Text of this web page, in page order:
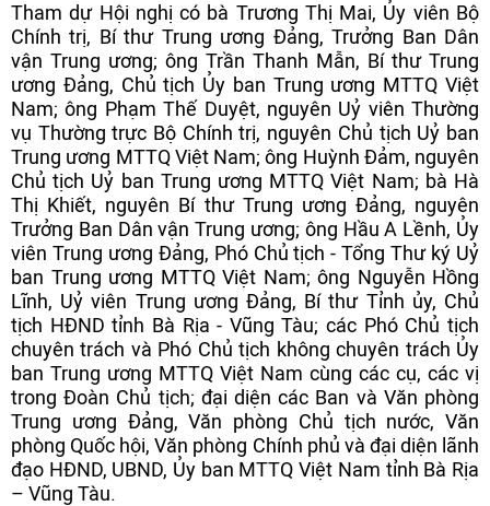
Tham dự Hội nghị có bà Trương Thị Mai, Ủy viên Bộ
Chính trị, Bí thư Trung ương Đảng, Trưởng Ban Dân
vận Trung ương; ông Trần Thanh Mẫn, Bí thư Trung
ương Đảng, Chủ tịch Ủy ban Trung ương MTTQ Việt
Nam; ông Phạm Thế Duyệt, nguyên Uỷ viên Thường
vụ Thường trực Bộ Chính trị, nguyên Chủ tịch Uỷ ban
Trung ương MTTQ Việt Nam; ông Huỳnh Đảm, nguyên
Chủ tịch Uỷ ban Trung ương MTTQ Việt Nam; bà Hà
Thị Khiết, nguyên Bí thư Trung ương Đảng, nguyên
Trưởng Ban Dân vận Trung ương; ông Hầu A Lềnh, Ủy
viên Trung ương Đảng, Phó Chủ tịch - Tổng Thư ký Uỷ
ban Trung ương MTTQ Việt Nam; ông Nguyễn Hồng
Lĩnh, Uỷ viên Trung ương Đảng, Bí thư Tỉnh ủy, Chủ
tịch HĐND tỉnh Bà Rịa - Vũng Tàu; các Phó Chủ tịch
chuyên trách và Phó Chủ tịch không chuyên trách Ủy
ban Trung ương MTTQ Việt Nam cùng các cụ, các vị
trong Đoàn Chủ tịch; đại diện các Ban và Văn phòng
Trung ương Đảng, Văn phòng Chủ tịch nước, Văn
phòng Quốc hội, Văn phòng Chính phủ và đại diện lãnh
đạo HĐND, UBND, Ủy ban MTTQ Việt Nam tỉnh Bà Rịa
– Vũng Tàu.